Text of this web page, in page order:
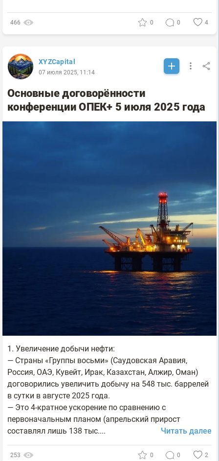
466 0 0 4
XYZCapital
07 июля 2025, 11:14
Основные договорённости
конференции ОПЕК+ 5 июля 2025 года
1. Увеличение добычи нефти:
— Страны «Группы восьми» (Саудовская Аравия,
Россия, ОАЭ, Кувейт, Ирак, Казахстан, Алжир, Оман)
договорились увеличить добычу на 548 тыс. баррелей
в сутки в августе 2025 года.
— Это 4-кратное ускорение по сравнению с
первоначальным планом (апрельский прирост
составлял лишь 138 тыс....
Читать далее
253 0 0 2